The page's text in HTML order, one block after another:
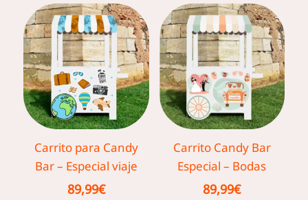
Carrito para Candy
Bar – Especial viaje
89,99€
Carrito Candy Bar
Especial – Bodas
89,99€